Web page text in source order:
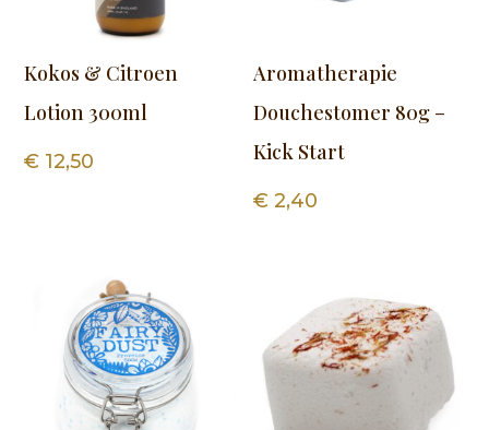
Kokos & Citroen
Lotion 300ml
€ 12,50
Aromatherapie
Douchestomer 80g –
Kick Start
€ 2,40